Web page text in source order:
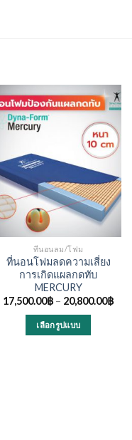
ที่นอนลม/โฟม
ที่นอนโฟมลดความเสี่ยง
การเกิดแผลกดทับ
MERCURY
17,500.00฿ – 20,800.00฿
เลือกรูปแบบ